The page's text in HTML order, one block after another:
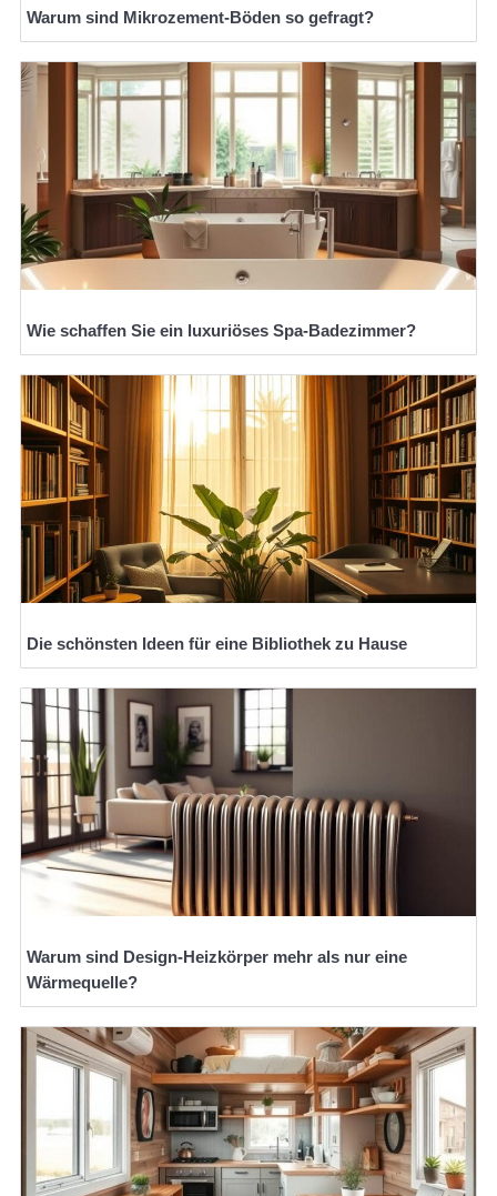
Warum sind Mikrozement-Böden so gefragt?
Wie schaffen Sie ein luxuriöses Spa-Badezimmer?
Die schönsten Ideen für eine Bibliothek zu Hause
Warum sind Design-Heizkörper mehr als nur eine
Wärmequelle?